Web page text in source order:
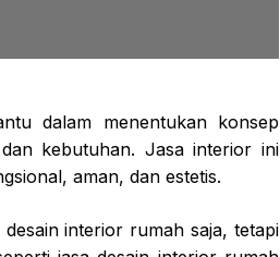
dalam menentukan konsep
kebutuhan. Jasa interior ini
aman, dan estetis.
interior rumah saja, tetapi